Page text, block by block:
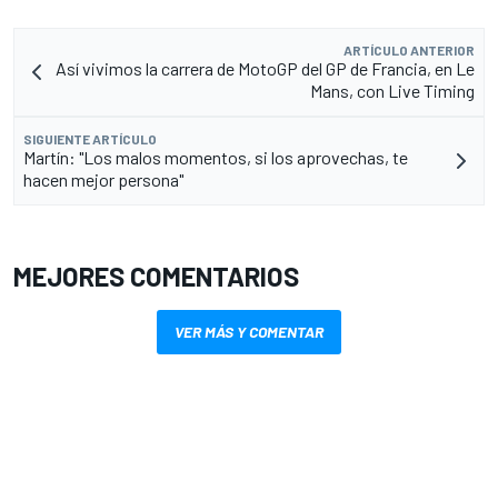
ARTÍCULO ANTERIOR
Así vivimos la carrera de MotoGP del GP de Francia, en Le
Mans, con Live Timing
SIGUIENTE ARTÍCULO
Martín: "Los malos momentos, si los aprovechas, te
hacen mejor persona"
MEJORES COMENTARIOS
VER MÁS Y COMENTAR